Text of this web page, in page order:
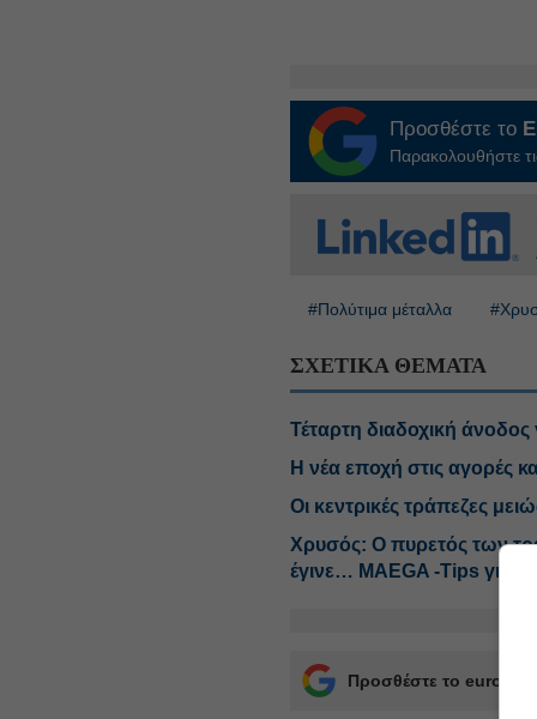
Προσθέστε το
Παρακολουθήστε
#Πολύτιμα μέταλλα
ΣΧΕΤΙΚΑ ΘΕΜΑΤΑ
Τέταρτη διαδοχική άνοδος
Η νέα εποχή στις αγορές
Οι κεντρικές τράπεζες
Χρυσός: Ο πυρετός των
έγινε… MAΕGA -Tips για
Προσθέστε το